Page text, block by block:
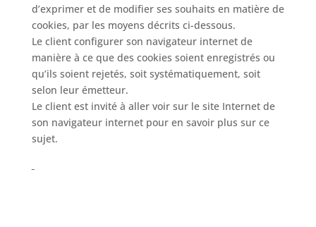
d’exprimer et de modifier ses souhaits en matière de
cookies, par les moyens décrits ci-dessous.
Le client configurer son navigateur internet de
manière à ce que des cookies soient enregistrés ou
qu’ils soient rejetés, soit systématiquement, soit
selon leur émetteur.
Le client est invité à aller voir sur le site Internet de
son navigateur internet pour en savoir plus sur ce
sujet.